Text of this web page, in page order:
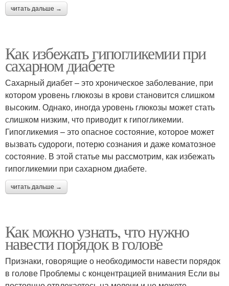
читать дальше →
Как избежать гипогликемии при
сахарном диабете
Сахарный диабет – это хроническое заболевание, при
котором уровень глюкозы в крови становится слишком
высоким. Однако, иногда уровень глюкозы может стать
слишком низким, что приводит к гипогликемии.
Гипогликемия – это опасное состояние, которое может
вызвать судороги, потерю сознания и даже коматозное
состояние. В этой статье мы рассмотрим, как избежать
гипогликемии при сахарном диабете.
читать дальше →
Как можно узнать, что нужно
навести порядок в голове
Признаки, говорящие о необходимости навести порядок
в голове Проблемы с концентрацией внимания Если вы